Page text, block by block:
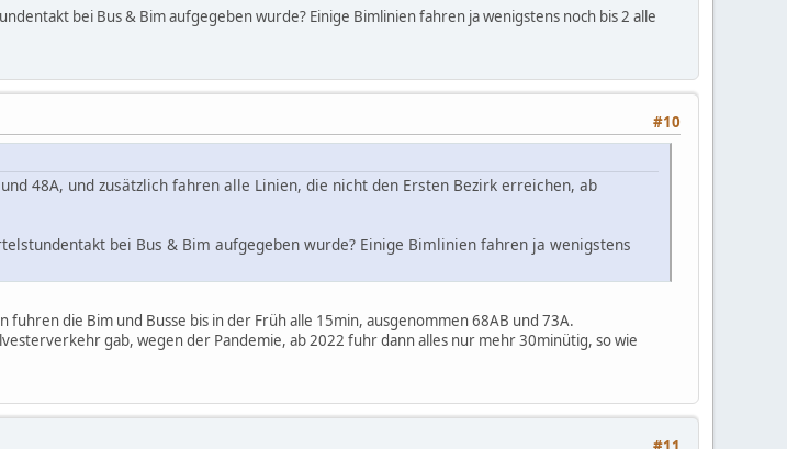
bei Bus & Bim aufgegeben wurde? Einige Bimlinien fahren ja wenigstens noch bis 2 alle
#10
48A, und zusätzlich fahren alle Linien, die nicht den Ersten Bezirk erreichen, ab
bei Bus & Bim aufgegeben wurde? Einige Bimlinien fahren ja wenigstens
fuhren die Bim und Busse bis in der Früh alle 15min, ausgenommen 68AB und 73A.
gab, wegen der Pandemie, ab 2022 fuhr dann alles nur mehr 30minütig, so wie